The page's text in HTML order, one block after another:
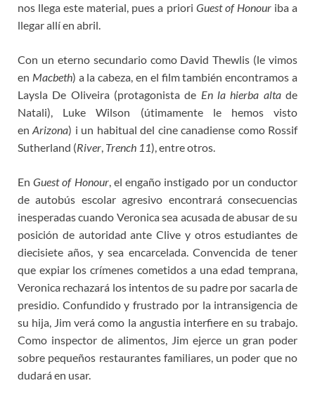
nos llega este material, pues a priori Guest of Honouriba a
llegar allí en abril.
Con un eterno secundario como David Thewlis (le vimos
en Macbeth) a la cabeza, en el film también encontramos a
Laysla De Oliveira (protagonista de En la hierba altade
Natali), Luke Wilson (útimamente le hemos visto
enArizona) i un habitual del cine canadiense como Rossif
Sutherland (River, Trench 11), entre otros.
EnGuest of Honour, el engaño instigado por un conductor
de autobús escolar agresivo encontrará consecuencias
inesperadas cuando Veronica sea acusada de abusar de su
posición de autoridad ante Clive y otros estudiantes de
diecisiete años, y sea encarcelada. Convencida de tener
que expiar los crímenes cometidos a una edad temprana,
Veronica rechazará los intentos de su padre por sacarla de
presidio. Confundido y frustrado por la intransigencia de
su hija, Jim verá como la angustia interfiere en su trabajo.
Como inspector de alimentos, Jim ejerce un gran poder
sobre pequeños restaurantes familiares, un poder que no
dudará en usar.